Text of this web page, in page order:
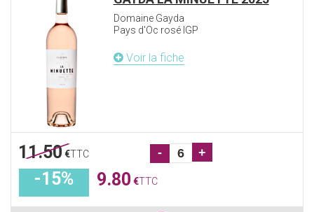
Domaine Gayda
Pays d'Oc rosé IGP
Voir la fiche
11.50€TTC - +
-15% 9.80 €TTC